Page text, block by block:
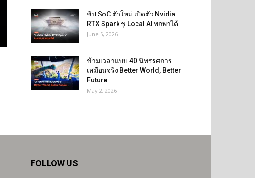
ชิป SoC ตัวใหม่ เปิดตัว Nvidia
RTX Spark ชู Local AI พกพาได้
June 5, 2026
ข้ามเวลาแบบ 4D นิทรรศการ
เสมือนจริง Better World, Better
Future
May 2, 2026
FOLLOW US